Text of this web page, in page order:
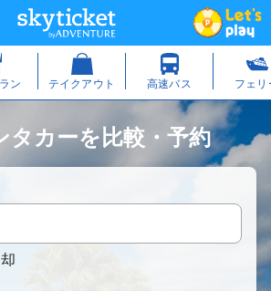
タカーを比較・予約